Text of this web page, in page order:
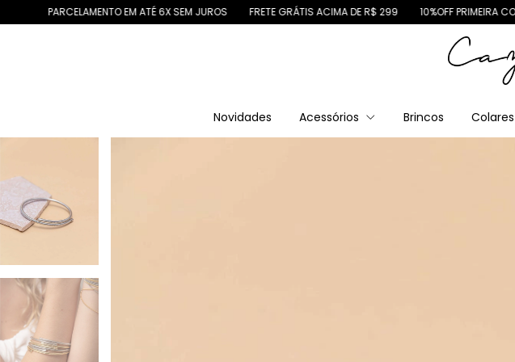
EM ATÉ 6X SEM JUROS FRETE GRÁTIS ACIMA DE R$ 299 10%OFF PRIMEIRA COMPRA CAZE10
Novidades Acessórios Brincos Colares